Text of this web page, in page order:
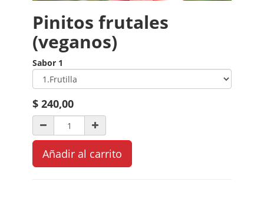
Pinitos frutales
(veganos)
Sabor 1
$ 240,00
Añadir al carrito